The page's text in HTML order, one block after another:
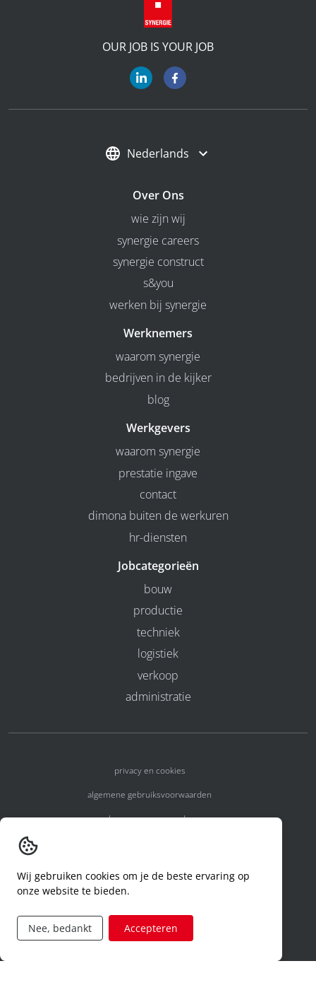
OUR JOB IS YOUR JOB
Nederlands
Over Ons
wie zijn wij
synergie careers
synergie construct
s&you
werken bij synergie
Werknemers
waarom synergie
bedrijven in de kijker
blog
Werkgevers
waarom synergie
prestatie ingave
contact
dimona buiten de werkuren
hr-diensten
Jobcategorieën
bouw
productie
techniek
logistiek
verkoop
administratie
privacy en cookies
algemene gebruiksvoorwaarden
algemene voorwaarden
code of conduct
aanvraag rechten ivm privacy
Wij gebruiken cookies om je de beste ervaring op
onze website te bieden.
Nee, bedankt Accepteren